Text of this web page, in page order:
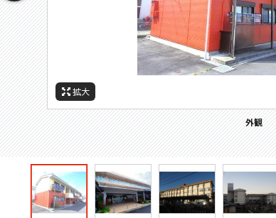
拡大
外観
拡大
周辺施設：
拡大
周辺施設：高校
拡大
周辺施設：中